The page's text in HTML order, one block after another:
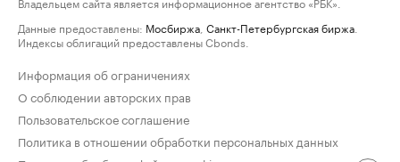
Данные предоставлены: Мосбиржа Санкт-Петербургская биржа
Индексы облигаций предоставлены Cbonds.
Информация об ограничениях
О соблюдении авторских прав
Пользовательское соглашение
Политика в отношении обработки персональных данных